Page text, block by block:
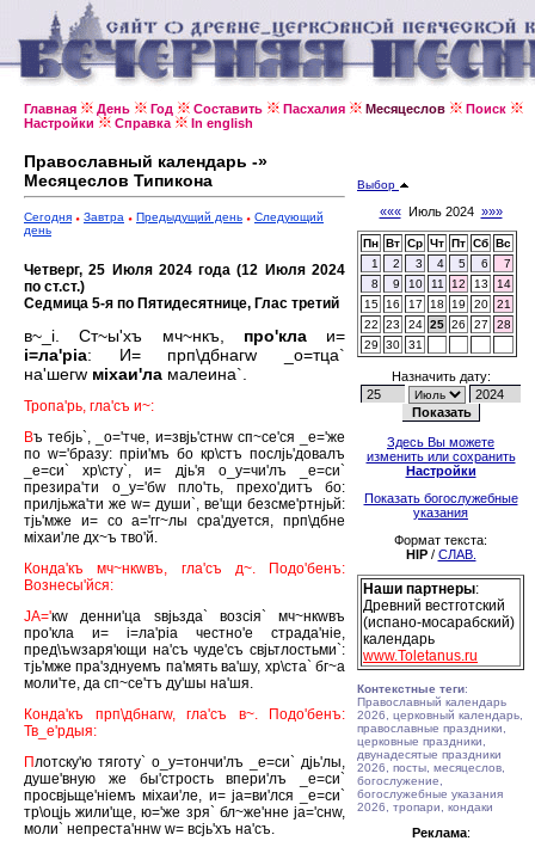
Главная День Год Составить Пасхалия Месяцеслов
Поиск
Настройки
Справка In english
Православный календарь -»
Месяцеслов Типикона
Сегодня Завтра Предыдущий день
Следующий
день
Четверг, 25 Июля 2024 года (12 Июля 2024
по ст.ст.)
Седмица 5-я по Пятидесятнице, Глас третий
в~_i. Ст~ы'хъ мч~нкъ, про'клаи=
i=ла'рiа: И= прп\дбнагw _о=тца`
на'шегw мiхаи'ла малеина`.
Тропа'рь, гла'съ и~:
Въ тебjь`, _о='тче, и=звjь'стнw сп~се'ся _е='же
по w='бразу: прiи'мъ бо кр\стъ послjь'довалъ
_е=си` хр\сту`, и= дjь'я о_у=чи'лъ _е=си`
презира'ти о_у='бw пло'ть, прехо'дитъ бо:
прилjьжа'ти же w= души`, ве'щи безсме'ртнjьй:
тjь'мже и= со а='гг~лы сра'дуется, прп\дбне
мiхаи'ле дх~ъ тво'й.
Конда'къ мч~нкwвъ, гла'съ д~. Подо'бенъ:
Вознесы'йся:
JА='кw денни'ца sвjьзда` возсiя` мч~нкwвъ
про'кла и= i=ла'рiа честно'е страда'нiе,
пред\ъwзаря'ющи на'съ чуде'съ свjьтлостьми`:
тjь'мже пра'зднуемъ па'мять ва'шу, хр\ста` бг~а
моли'те, да сп~се'тъ ду'шы на'шя.
Конда'къ прп\дбнагw, гла'съ в~. Подо'бенъ:
Тв_е'рдыя:
Плотску'ю тяготу` о_у=тончи'лъ _е=си` дjь'лы,
душе'вную же бы'стрость впери'лъ _е=си`
просвjьще'нiемъ мiхаи'ле, и= jа=ви'лся _е=си`
тр\оцjь жили'ще, ю='же зря` бл~же'нне jа='снw,
моли` непреста'ннw w= всjь'хъ на'съ.
Выбор
«««Июль 2024 »»»
Пн Вт Ср Чт Пт Сб Вс
1
2 3 4 5 6
7
8
9 10 11 12 13
14
15
16 17 18 19 20
21
22
23 24 25 26 27
28
29
30 31
Назначить дату:
Здесь Вы можете
изменить или сохранить
Настройки
Показать богослужебные
указания
Формат текста:
HIP/ СЛАВ.
Наши партнеры:
Древний вестготский
(испано-мосарабский)
календарь
www.Toletanus.ru
Контекстные теги:
Православный календарь
2026, церковный календарь,
православные праздники,
церковные праздники,
двунадесятые праздники
2026, посты, месяцеслов,
богослужение,
богослужебные указания
2026, тропари, кондаки
Реклама: